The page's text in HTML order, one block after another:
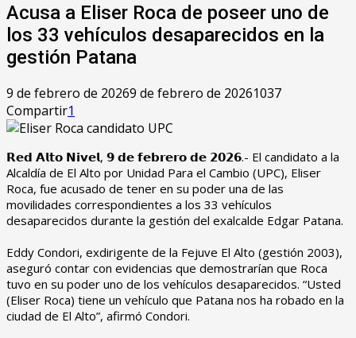
‎Acusa a Eliser Roca de poseer uno de
los 33 vehículos desaparecidos en la
gestión Patana
9 de febrero de 20269 de febrero de 20261037
Compartir1
‎𝗥𝗲𝗱 𝗔𝗹𝘁𝗼 𝗡𝗶𝘃𝗲𝗹, 𝟵 𝗱𝗲 𝗳𝗲𝗯𝗿𝗲𝗿𝗼 𝗱𝗲 𝟮𝟬𝟮𝟲.- El candidato a la
Alcaldía de El Alto por Unidad Para el Cambio (UPC), Eliser
Roca, fue acusado de tener en su poder una de las
movilidades correspondientes a los 33 vehículos
desaparecidos durante la gestión del exalcalde Edgar Patana.
‎Eddy Condori, exdirigente de la Fejuve El Alto (gestión 2003),
aseguró contar con evidencias que demostrarían que Roca
tuvo en su poder uno de los vehículos desaparecidos. “Usted
(Eliser Roca) tiene un vehículo que Patana nos ha robado en la
ciudad de El Alto”, afirmó Condori.